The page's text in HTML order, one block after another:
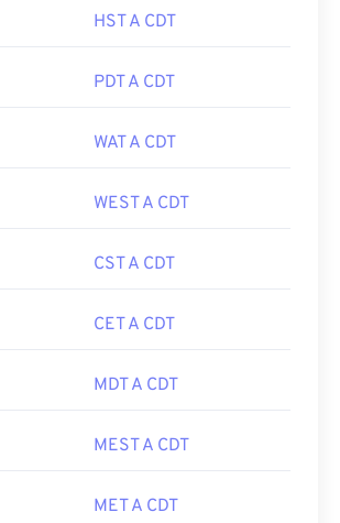
HST A CDT
PDT A CDT
WAT A CDT
WEST A CDT
CST A CDT
CET A CDT
MDT A CDT
MEST A CDT
MET A CDT